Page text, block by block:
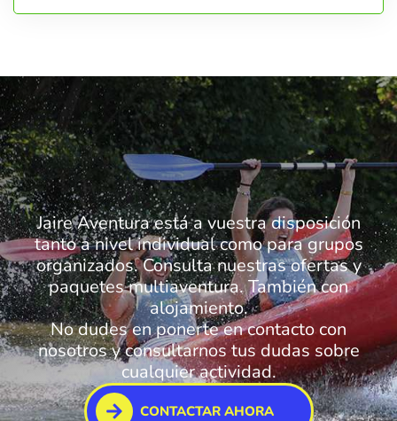
Jaire Aventura está a vuestra disposición
tanto a nivel individual como para grupos
organizados. Consulta nuestras ofertas y
paquetes multiaventura. También con
alojamiento.
No dudes en ponerte en contacto con
nosotros y consultarnos tus dudas sobre
cualquier actividad.
CONTACTAR AHORA